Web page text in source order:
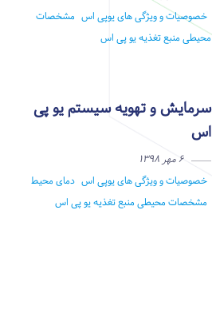
خصوصیات و ویژگی های یوپی اس مشخصات
محیطی منبع تغذیهیو پی اس
سرمایش و تهویه سیستم یو پی
اس
۶ مهر ۱۳۹۸
خصوصیات و ویژگی های یوپی اس دمای محیط
مشخصات محیطی منبع تغذیهیو پی اس